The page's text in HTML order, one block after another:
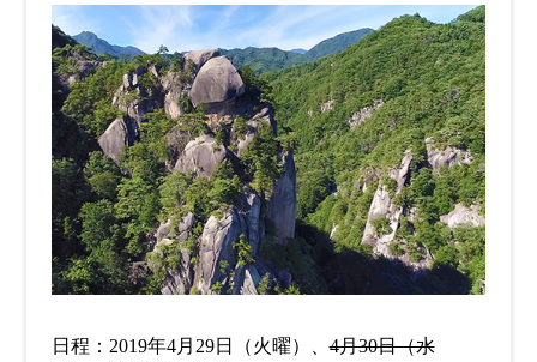
日程：2019年4月29日（火曜）、4月30日（水